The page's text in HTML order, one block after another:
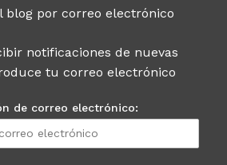
blog por correo electrónico
notificaciones de nuevas
tu correo electrónico
de correo electrónico: